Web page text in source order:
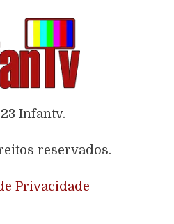
Infantv.
reservados.
Privacidade